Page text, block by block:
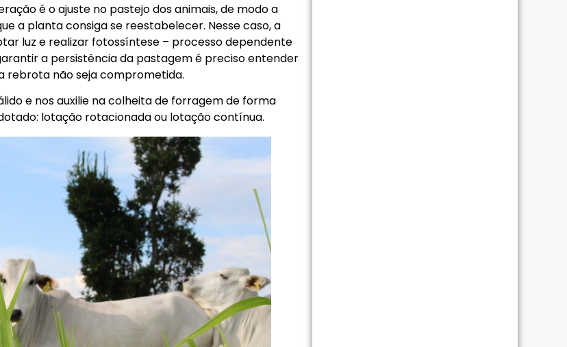
é o ajuste no pastejo dos animais, de modo a
a planta consiga se reestabelecer. Nesse caso, a
luz e realizar fotossíntese – processo dependente
a persistência da pastagem é preciso entender
rebrota não seja comprometida.
e nos auxilie na colheita de forragem de forma
lotação rotacionada ou lotação contínua.